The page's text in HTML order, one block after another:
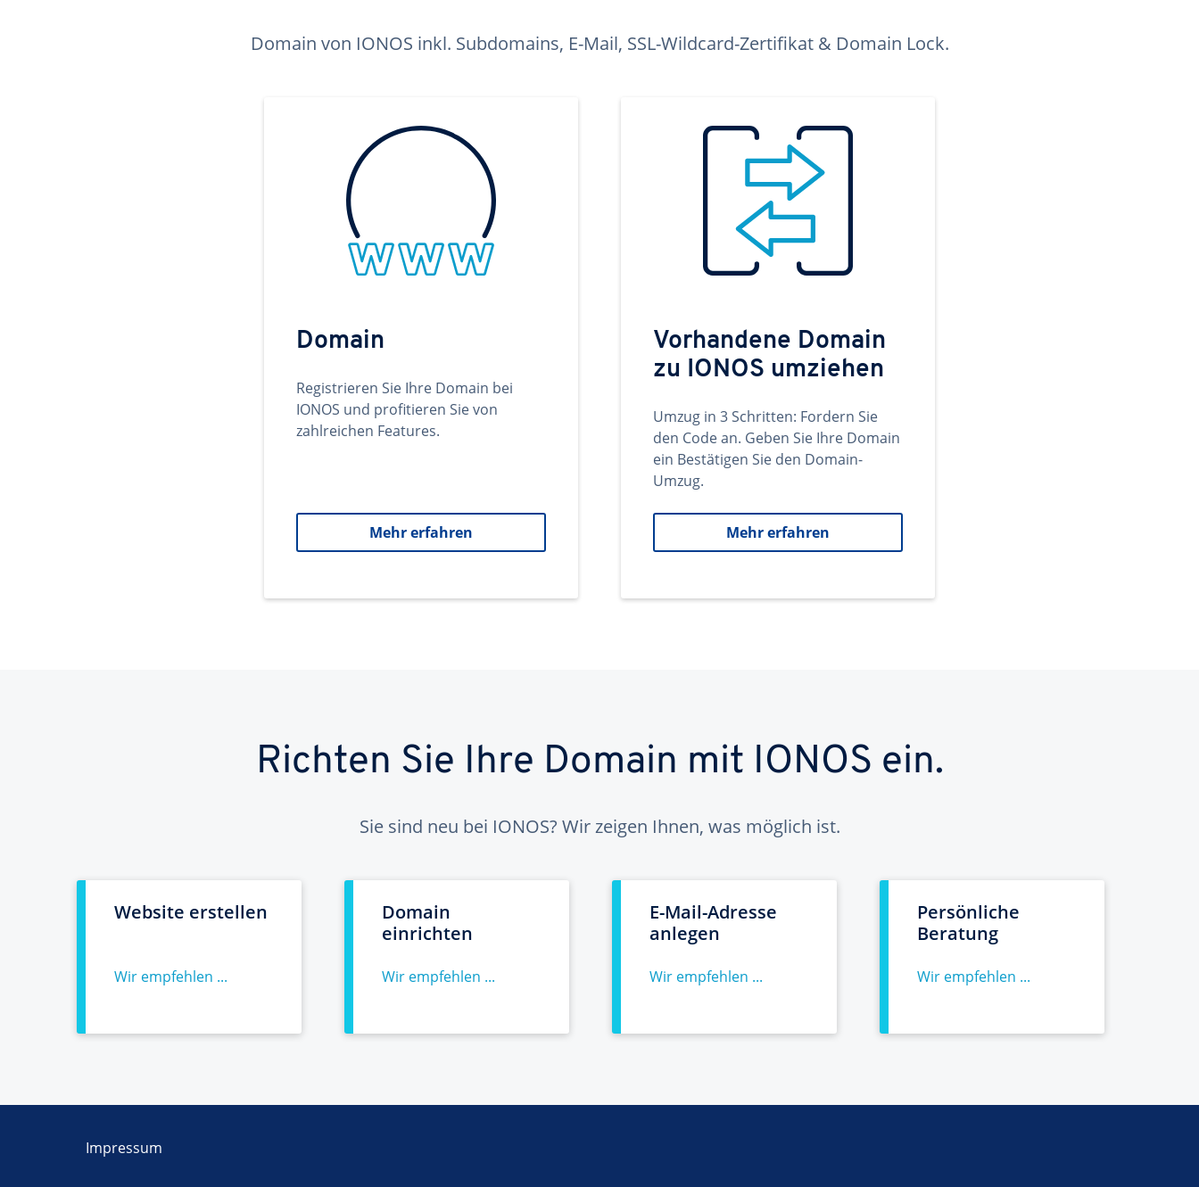
Domain von IONOS inkl. Subdomains, E-Mail, SSL-Wildcard-Zertifikat & Domain Lock.
Domain
Registrieren Sie Ihre Domain bei
IONOS und profitieren Sie von
zahlreichen Features.
Mehr erfahren
Vorhandene Domain
zu IONOS umziehen
Umzug in 3 Schritten: Fordern Sie
den Code an. Geben Sie Ihre Domain
ein Bestätigen Sie den Domain-
Umzug.
Mehr erfahren
Richten Sie Ihre Domain mit IONOS ein.
Sie sind neu bei IONOS? Wir zeigen Ihnen, was möglich ist.
Website erstellen
Wir empfehlen ...
Domain
einrichten
Wir empfehlen ...
E-Mail-Adresse
anlegen
Wir empfehlen ...
Persönliche
Beratung
Wir empfehlen ...
Impressum